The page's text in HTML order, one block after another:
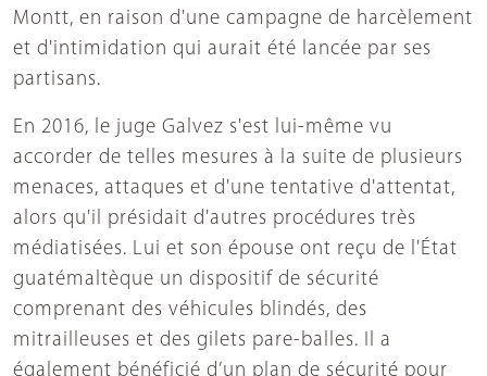
Montt, en raison d'une campagne de harcèlement
et d'intimidation qui aurait été lancée par ses
partisans.
En 2016, le juge Galvez s'est lui-même vu
accorder de telles mesures à la suite de plusieurs
menaces, attaques et d'une tentative d'attentat,
alors qu'il présidait d'autres procédures très
médiatisées. Lui et son épouse ont reçu de l'État
guatémaltèque un dispositif de sécurité
comprenant des véhicules blindés, des
mitrailleuses et des gilets pare-balles. Il a
également bénéficié d’un plan de sécurité pour